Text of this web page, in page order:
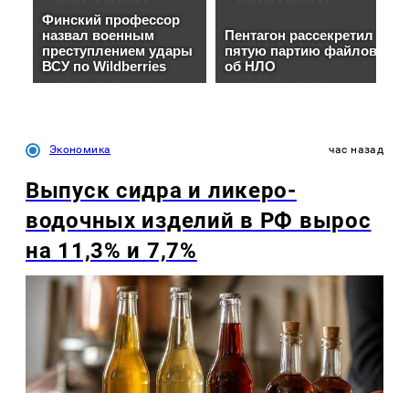
Экономика час назад
Выпуск сидра и ликеро-
водочных изделий в РФ вырос
на 11,3% и 7,7%